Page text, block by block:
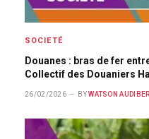
SOCIETÉ
Douanes : bras de fer
Collectif des Douaniers
26/02/2026 BY WATSON